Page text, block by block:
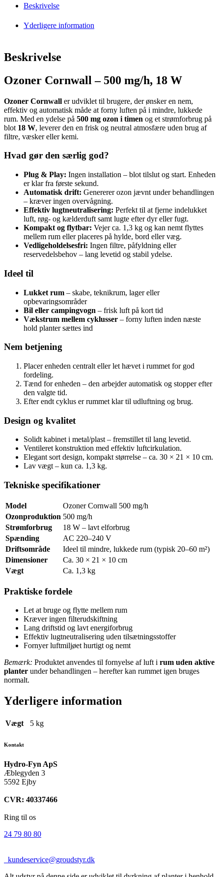
Beskrivelse
Yderligere information
Beskrivelse
Ozoner Cornwall – 500 mg/h, 18 W
Ozoner Cornwall er udviklet til brugere, der ønsker en nem,
effektiv og automatisk måde at forny luften på i mindre, lukkede
rum. Med en ydelse på 500 mg ozon i timen og et strømforbrug på
blot 18 W, leverer den en frisk og neutral atmosfære uden brug af
filtre, væsker eller kemi.
Hvad gør den særlig god?
Plug & Play: Ingen installation – blot tilslut og start. Enheden
er klar fra første sekund.
Automatisk drift: Genererer ozon jævnt under behandlingen
– kræver ingen overvågning.
Effektiv lugtneutralisering: Perfekt til at fjerne indelukket
luft, røg- og kælderduft samt lugte efter dyr eller fugt.
Kompakt og flytbar: Vejer ca. 1,3 kg og kan nemt flyttes
mellem rum eller placeres på hylde, bord eller væg.
Vedligeholdelsesfri: Ingen filtre, påfyldning eller
reservedelsbehov – lang levetid og stabil ydelse.
Ideel til
Lukket rum – skabe, teknikrum, lager eller
opbevaringsområder
Bil eller campingvogn – frisk luft på kort tid
Vækstrum mellem cyklusser – forny luften inden næste
hold planter sættes ind
Nem betjening
Placer enheden centralt eller let hævet i rummet for god
fordeling.
Tænd for enheden – den arbejder automatisk og stopper efter
den valgte tid.
Efter endt cyklus er rummet klar til udluftning og brug.
Design og kvalitet
Solidt kabinet i metal/plast – fremstillet til lang levetid.
Ventileret konstruktion med effektiv luftcirkulation.
Elegant sort design, kompakt størrelse – ca. 30 × 21 × 10 cm.
Lav vægt – kun ca. 1,3 kg.
Tekniske specifikationer
Model
Ozoner Cornwall 500 mg/h
Ozonproduktion 500 mg/h
Strømforbrug
18 W – lavt elforbrug
Spænding
AC 220–240 V
Driftsområde
Ideel til mindre, lukkede rum (typisk 20–60 m²)
Dimensioner
Ca. 30 × 21 × 10 cm
Vægt
Ca. 1,3 kg
Praktiske fordele
Let at bruge og flytte mellem rum
Kræver ingen filterudskiftning
Lang driftstid og lavt energiforbrug
Effektiv lugtneutralisering uden tilsætningsstoffer
Fornyer luftmiljøet hurtigt og nemt
Bemærk: Produktet anvendes til fornyelse af luft i rum uden aktive
planter under behandlingen – herefter kan rummet igen bruges
normalt.
Yderligere information
Vægt 5 kg
Kontakt
Hydro-Fyn ApS
Æblegyden 3
5592 Ejby
CVR: 40337466
Ring til os
24 79 80 80
kundeservice@groudstyr.dk